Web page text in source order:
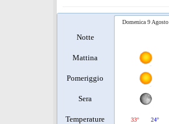
Notte
Mattina
Pomeriggio
Sera
Temperature
Domenica 9 Agosto
33° 24°